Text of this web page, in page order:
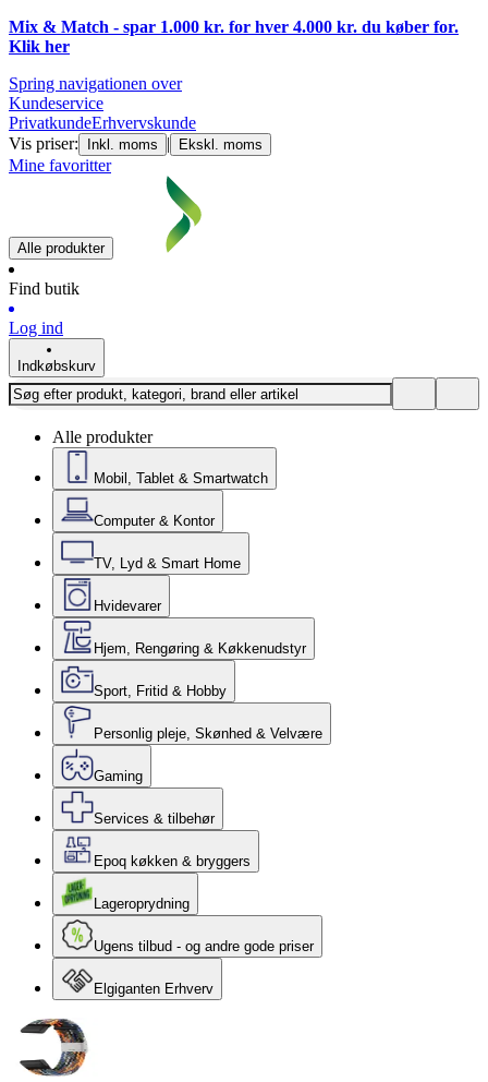
Mix & Match - spar 1.000 kr. for hver 4.000 kr. du køber for.
Klik her
Spring navigationen over
Kundeservice
PrivatkundeErhvervskunde
Vis priser:
Inkl. moms | Ekskl. moms
Mine favoritter
Alle produkter
Find butik
Log ind
Indkøbskurv
Alle produkter
Mobil, Tablet & Smartwatch
Computer & Kontor
TV, Lyd & Smart Home
Hvidevarer
Hjem, Rengøring & Køkkenudstyr
Sport, Fritid & Hobby
Personlig pleje, Skønhed & Velvære
Gaming
Services & tilbehør
Epoq køkken & bryggers
Lageroprydning
Ugens tilbud - og andre gode priser
Elgiganten Erhverv